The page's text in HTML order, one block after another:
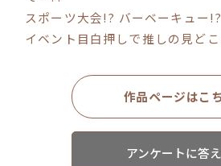
スポーツ大会!? バーベーキュー
イベント目白押しで推しの見どこ
作品ページはこ
アンケートに答